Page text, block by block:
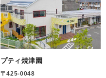
プティ焼津園
〒425-0048